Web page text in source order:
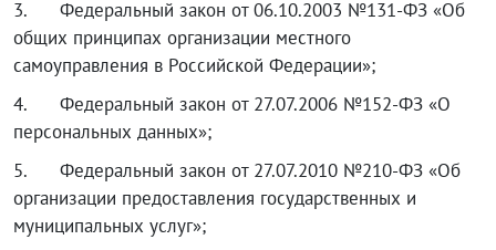
3. Федеральный закон от 06.10.2003 №131-ФЗ «Об
общих принципах организации местного
самоуправления в Российской Федерации»;
4. Федеральный закон от 27.07.2006 №152-ФЗ «О
персональных данных»;
5. Федеральный закон от 27.07.2010 №210-ФЗ «Об
организации предоставления государственных и
муниципальных услуг»;